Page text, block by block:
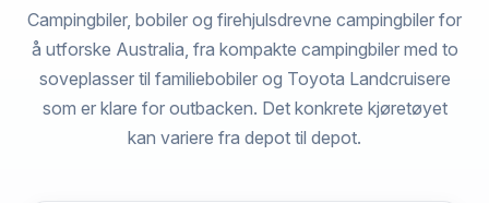
Campingbiler, bobiler og firehjulsdrevne campingbiler for
å utforske Australia, fra kompakte campingbiler med to
soveplasser til familiebobiler og Toyota Landcruisere
som er klare for outbacken. Det konkrete kjøretøyet
kan variere fra depot til depot.